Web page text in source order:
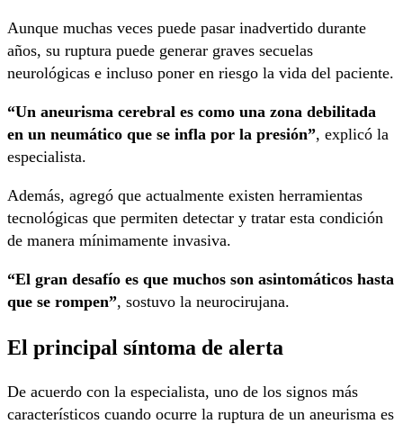
Aunque muchas veces puede pasar inadvertido durante
años, su ruptura puede generar graves secuelas
neurológicas e incluso poner en riesgo la vida del paciente.
“Un aneurisma cerebral es como una zona debilitada
en un neumático que se infla por la presión”, explicó la
especialista.
Además, agregó que actualmente existen herramientas
tecnológicas que permiten detectar y tratar esta condición
de manera mínimamente invasiva.
“El gran desafío es que muchos son asintomáticos hasta
que se rompen”, sostuvo la neurocirujana.
El principal síntoma de alerta
De acuerdo con la especialista, uno de los signos más
característicos cuando ocurre la ruptura de un aneurisma es